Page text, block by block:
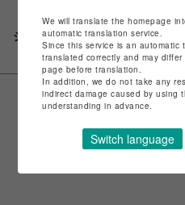
シェアする
We will translate the homepage
automatic translation service.
Since this service is an automatic
translated correctly and may
page before translation.
In addition, we do not take any
indirect damage caused by using
understanding in advance.
Switch language